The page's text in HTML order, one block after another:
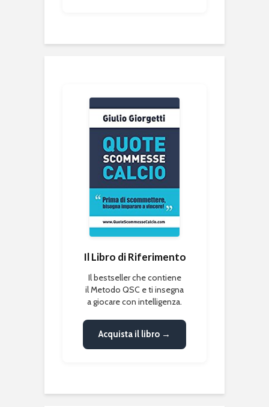
Il Libro di Riferimento
Il bestseller che contiene
il Metodo QSC e ti insegna
a giocare con intelligenza.
Acquista il libro →